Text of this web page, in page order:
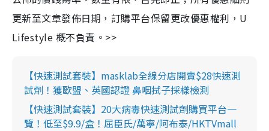
更新至文章發佈日期，訂購平台保留更改優惠權利，U
Lifestyle 概不負責。>>
【快速測試套裝】masklab全線分店開賣$28快速測
試劑！獲歐盟、英國認證 鼻咽拭子採樣檢測
【快速測試套裝】20大病毒快速測試劑購買平台一
覽！低至$9.9/盒！屈臣氏/萬寧/阿布泰/HKTVmall